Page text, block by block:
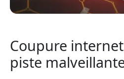
Coupure
piste